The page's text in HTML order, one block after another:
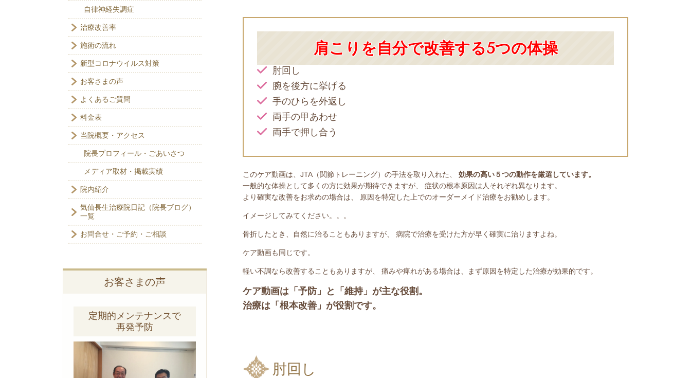
肩こりを自分で改善する5つの体操
肘回し
腕を後方に挙げる
手のひらを外返し
両手の甲あわせ
両手で押し合う
このケア動画は、JTA（関節トレーニング）の手法を取り入れた、 効果の高い５つの動作を厳選しています。
一般的な体操として多くの方に効果が期待できますが、 症状の根本原因は人それぞれ異なります。
より確実な改善をお求めの場合は、 原因を特定した上でのオーダーメイド治療をお勧めします。
イメージしてみてください。。。
骨折したとき、自然に治ることもありますが、 病院で治療を受けた方が早く確実に治りますよね。
ケア動画も同じです。
軽い不調なら改善することもありますが、 痛みや痺れがある場合は、まず原因を特定した治療が効果的です。
ケア動画は「予防」と「維持」が主な役割。
治療は「根本改善」が役割です。
肘回し
自律神経失調症
治療改善率
施術の流れ
新型コロナウイルス対策
お客さまの声
よくあるご質問
料金表
当院概要・アクセス
院長プロフィール・ごあいさつ
メディア取材・掲載実績
院内紹介
気仙長生治療院日記（院長ブログ）
一覧
お問合せ・ご予約・ご相談
お客さまの声
定期的メンテナンスで
再発予防